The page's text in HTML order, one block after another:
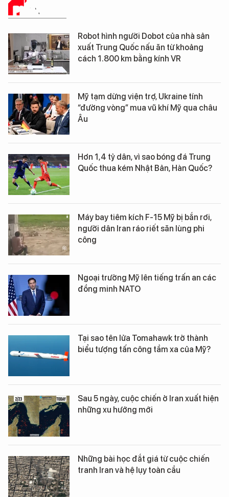
PHÂN TÍCH
Robot hình người Dobot của nhà sản
xuất Trung Quốc nấu ăn từ khoảng
cách 1.800 km bằng kính VR
Mỹ tạm dừng viện trợ, Ukraine tính
“đường vòng” mua vũ khí Mỹ qua châu
Âu
Hơn 1,4 tỷ dân, vì sao bóng đá Trung
Quốc thua kém Nhật Bản, Hàn Quốc?
Máy bay tiêm kích F-15 Mỹ bị bắn rơi,
người dân Iran ráo riết săn lùng phi
công
Ngoại trưởng Mỹ lên tiếng trấn an các
đồng minh NATO
Tại sao tên lửa Tomahawk trở thành
biểu tượng tấn công tầm xa của Mỹ?
Sau 5 ngày, cuộc chiến ở Iran xuất hiện
những xu hướng mới
Những bài học đắt giá từ cuộc chiến
tranh Iran và hệ lụy toàn cầu